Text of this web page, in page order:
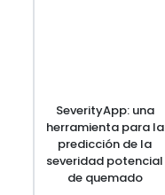
SeverityApp: una
herramienta para la
predicción de la
severidad potencial
de quemado